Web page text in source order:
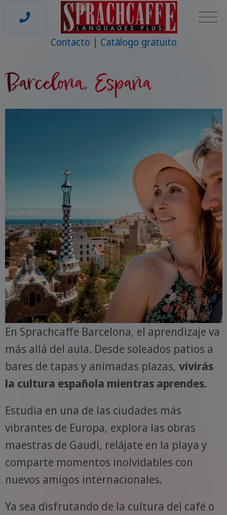
Contacto Catálogo gratuito
Barcelona, España
En Sprachcaffe Barcelona, el aprendizaje va
más allá del aula. Desde soleados patios a
bares de tapas y animadas plazas, vivirás
la cultura española mientras aprendes.
Estudia en una de las ciudades más
vibrantes de Europa, explora las obras
maestras de Gaudí, relájate en la playa y
comparte momentos inolvidables con
nuevos amigos internacionales.
Ya sea disfrutando de la cultura del café o